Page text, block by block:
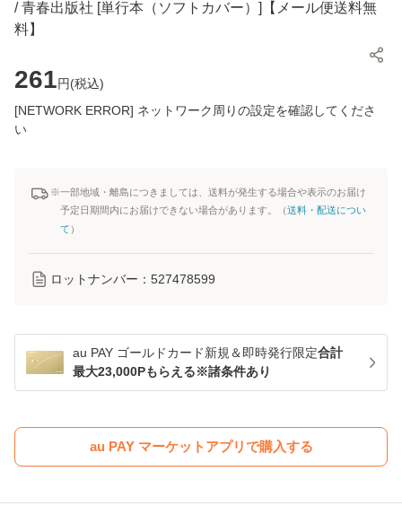
/ 青春出版社 [単行本（ソフトカバー）]【メール便送料無
料】
261円(税込)
[NETWORK ERROR] ネットワーク周りの設定を確認してくださ
い
※一部地域・離島につきましては、送料が発生する場合や表示のお届け
予定日期間内にお届けできない場合があります。（送料・配送につい
て ）
ロットナンバー： 527478599
au PAY ゴールドカード新規＆即時発行限定合計
最大23,000Pもらえる※諸条件あり
au PAY マーケットアプリで購入する